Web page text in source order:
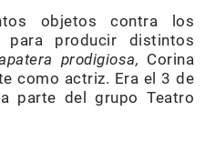
objetos contra los
producir distintos
prodigiosa, Corina
como actriz. Era el 3 de
parte del grupo Teatro